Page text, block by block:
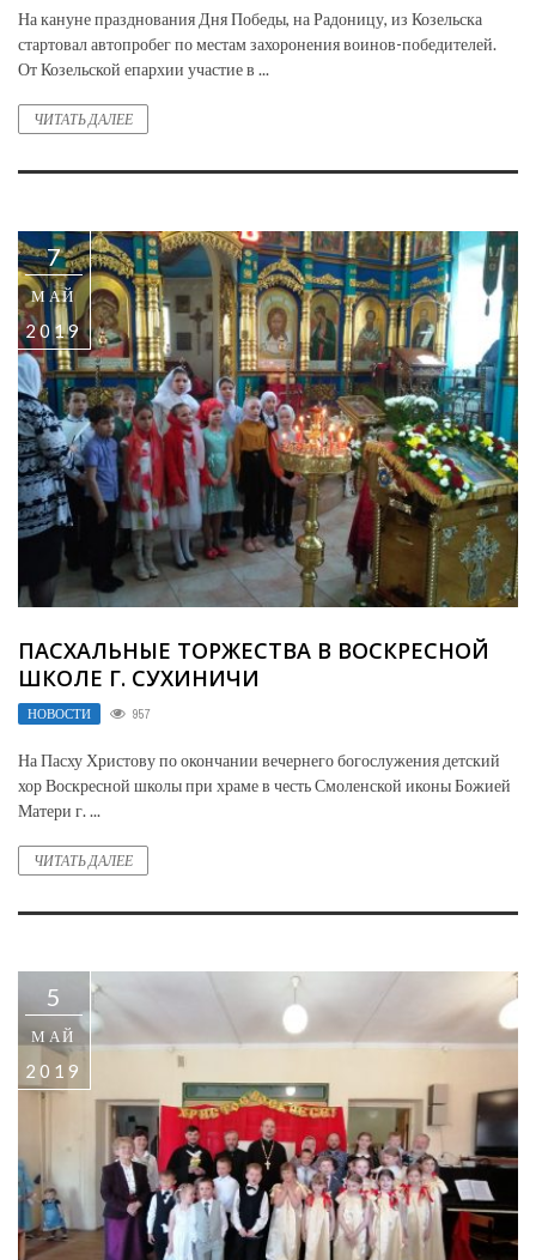
На кануне празднования Дня Победы, на Радоницу, из Козельска
стартовал автопробег по местам захоронения воинов-победителей.
От Козельской епархии участие в ...
ЧИТАТЬ ДАЛЕЕ
7
МАЙ
2019
ПАСХАЛЬНЫЕ ТОРЖЕСТВА В ВОСКРЕСНОЙ
ШКОЛЕ Г. СУХИНИЧИ
НОВОСТИ 957
На Пасху Христову по окончании вечернего богослужения детский
хор Воскресной школы при храме в честь Смоленской иконы Божией
Матери г. ...
ЧИТАТЬ ДАЛЕЕ
5
МАЙ
2019